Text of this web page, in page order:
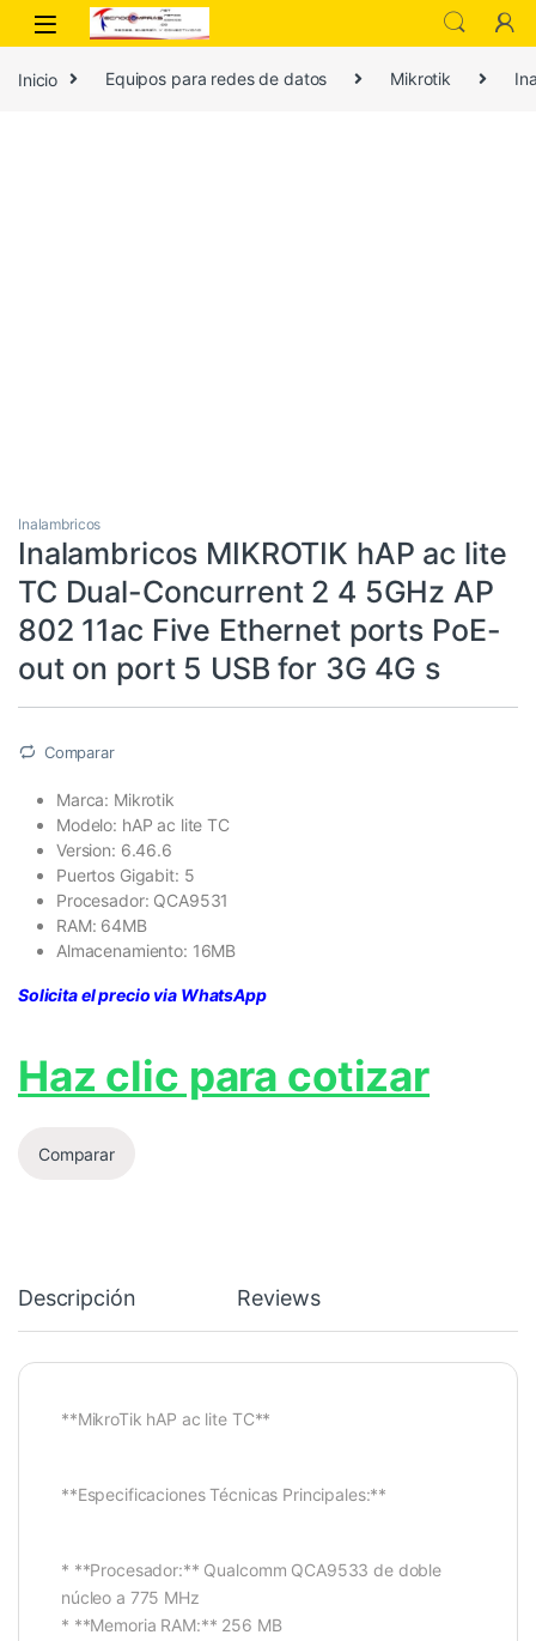
Inicio Equipos para redes de datos Mikrotik
Inalambricos
Inalambricos MIKROTIK hAP ac lite
TC Dual-Concurrent 2 4 5GHz AP
802 11ac Five Ethernet ports PoE-
out on port 5 USB for 3G 4G s
Comparar
Marca: Mikrotik
Modelo: hAP ac lite TC
Version: 6.46.6
Puertos Gigabit: 5
Procesador: QCA9531
RAM: 64MB
Almacenamiento: 16MB
Solicita el precio via WhatsApp
Haz clic para cotizar
Comparar
Descripción Reviews
**MikroTik hAP ac lite TC**
**Especificaciones Técnicas Principales:**
* **Procesador:** Qualcomm QCA9533 de doble
núcleo a 775 MHz
* **Memoria RAM:** 256 MB